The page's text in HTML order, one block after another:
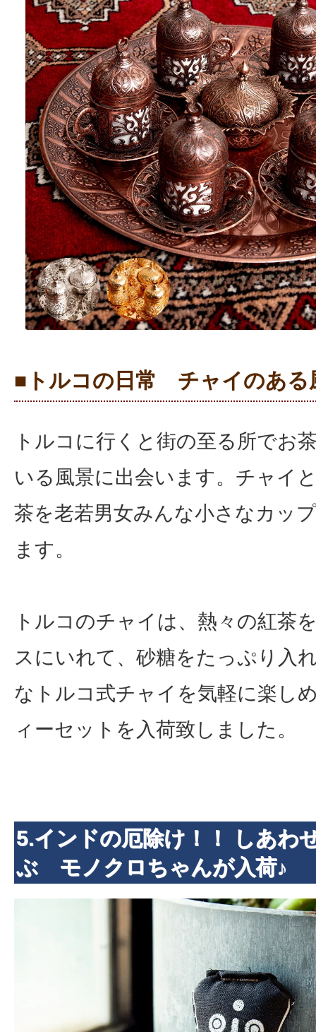
■トルコの日常 チャイのある
トルコに行くと街の至る所でお
いる風景に出会います。チャイ
茶を老若男女みんな小さなカッ
ます。
トルコのチャイは、熱々の紅茶
スにいれて、砂糖をたっぷり入
なトルコ式チャイを気軽に楽し
ィーセットを入荷致しました。
5.インドの厄除け！！ しあわ
ぶ モノクロちゃんが入荷♪